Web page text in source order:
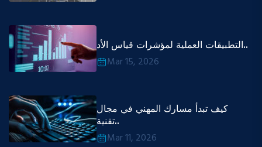
التطبيقات العملية لمؤشرات قياس الأد..
Mar 15, 2026
كيف تبدأ مسارك المهني في مجال
تقنية..
Mar 11, 2026